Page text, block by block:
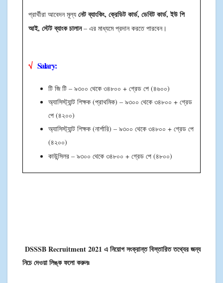
প্রার্থীরা আবেদন মূল্যনেট ব্যাংকিং, ক্রেডিট কার্ড, ডেবিট কার্ড, ইউ পি
আই, স্টেট ব্যাংক চালান– এর মাধ্যমে প্রদান করতে পারবেন।
√ Salary:
টি জি টি – ৯৩০০ থেকে ৩৪৮০০ + গ্রেড পে (৪৬০০)
অ্যাসিস্ট্যান্ট শিক্ষক (প্রাথমিক) – ৯৩০০ থেকে ৩৪৮০০ + গ্রেড
পে (৪২০০)
অ্যাসিস্ট্যান্ট শিক্ষক (নার্শারি) – ৯৩০০ থেকে ৩৪৮০০ + গ্রেড পে
(৪২০০)
কাউন্সিলর –৯৩০০ থেকে ৩৪৮০০ + গ্রেড পে (৪৮০০)
DSSSB Recruitment 2021 এ নিয়োগ সংক্রান্ত বিস্তারিত তথ্যের জন্য
নিচে দেওয়া লিঙ্ক ফলো করুনঃ